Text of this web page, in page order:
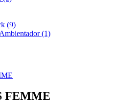
(9)
(1)
FEMME